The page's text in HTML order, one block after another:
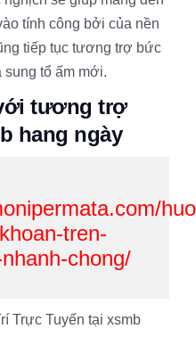
tính công bởi của nền
tiếp tục tương trợ bức
tổ ấm mới.
tương trợ
hang ngày
tren-
chong/